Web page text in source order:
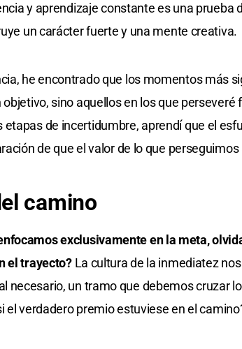
y aprendizaje constante es una prueba
un carácter fuerte y una mente creativa.
he encontrado que los momentos más
sino aquellos en los que perseveré
etapas de incertidumbre, aprendí que el
de que el valor de lo que
camino
exclusivamente en la meta,
el trayecto?La cultura de la inmediatez
necesario, un tramo que debemos cruzar
el verdadero premio estuviese en el